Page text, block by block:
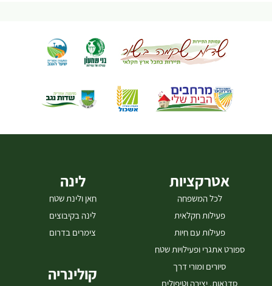
קפה ובר משקאות ייחודית, המגישה קפה משובח, קוקטיילים מרעננים
ומשקאות מגוונים. במרכז המבקרים שלנו תוכלו ליהנות גם מטעימות ממגוון
להכין קוקטיילים מפתיעים המבוססים על סדרת הליקרים שלנו. אל
תפספסו את ביקורכם במרכז המבקרים של "הליקרים של אילנה" – חווית
אטרקציות
לכל המשפחה
פעילות חקלאית
פעילות עם חיות
ספורט אתגרי ופעילויות שטח
סיורים ומורי דרך
סדנאות, יצירה וטיפולים
לינה
חאן ולינת שטח
לינה בקיבוצים
צימרים בדרום
קולינריה